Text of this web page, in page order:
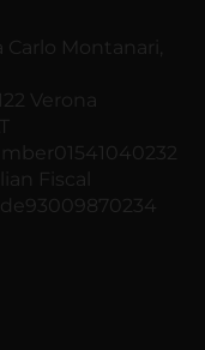
Carlo Montanari,
Verona
Fiscal